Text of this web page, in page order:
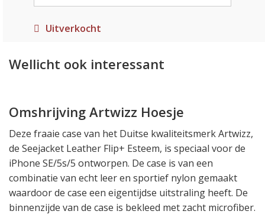
Uitverkocht
Wellicht ook interessant
Omshrijving Artwizz Hoesje
Deze fraaie case van het Duitse kwaliteitsmerk Artwizz,
de Seejacket Leather Flip+ Esteem, is speciaal voor de
iPhone SE/5s/5 ontworpen. De case is van een
combinatie van echt leer en sportief nylon gemaakt
waardoor de case een eigentijdse uitstraling heeft. De
binnenzijde van de case is bekleed met zacht microfiber.